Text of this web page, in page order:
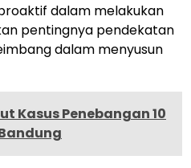
dalam melakukan
pentingnya pendekatan
dalam menyusun
Kasus Penebangan 10